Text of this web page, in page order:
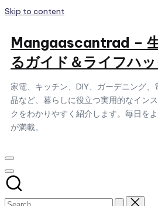
Skip to content
Mangaascantrad –
るガイド＆ライフハ
家電、キッチン、DIY、ガーデニング
品など、暮らしに役立つ実用的なイン
クをわかりやすく紹介します。毎日を
が満載。